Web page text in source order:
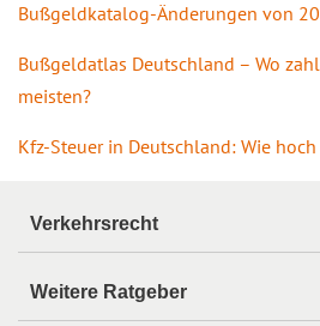
Bußgeldkatalog-Änderungen von
Bußgeldatlas Deutschland – Wo
meisten?
Kfz-Steuer in Deutschland: Wie
Verkehrsrecht
Weitere Ratgeber